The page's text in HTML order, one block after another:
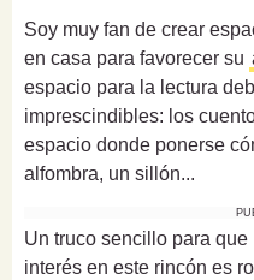
Soy muy fan de crear
en casa para favorecer su
espacio para la lectura
imprescindibles: los
espacio donde ponerse
alfombra, un sillón...
Un truco sencillo para
interés en este rincón es